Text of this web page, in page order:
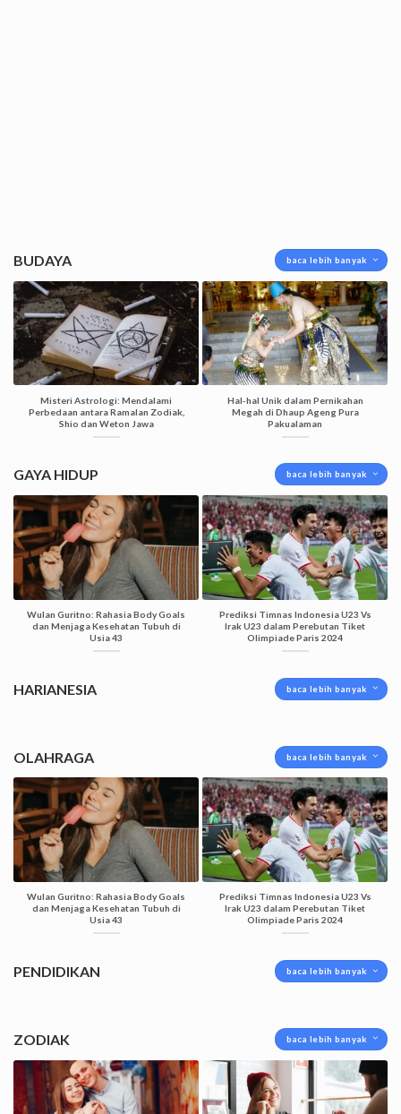
BUDAYA baca lebih banyak
Misteri Astrologi: Mendalami
Perbedaan antara Ramalan Zodiak,
Shio dan Weton Jawa
Hal-hal Unik dalam Pernikahan
Megah di Dhaup Ageng Pura
Pakualaman
GAYA HIDUP baca lebih banyak
Wulan Guritno: Rahasia Body Goals
dan Menjaga Kesehatan Tubuh di
Usia 43
Prediksi Timnas Indonesia U23 Vs
Irak U23 dalam Perebutan Tiket
Olimpiade Paris 2024
HARIANESIA baca lebih banyak
OLAHRAGA baca lebih banyak
Wulan Guritno: Rahasia Body Goals
dan Menjaga Kesehatan Tubuh di
Usia 43
Prediksi Timnas Indonesia U23 Vs
Irak U23 dalam Perebutan Tiket
Olimpiade Paris 2024
PENDIDIKAN baca lebih banyak
ZODIAK baca lebih banyak